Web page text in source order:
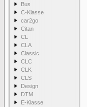
Bus
C-Klasse
car2go
Citan
CL
CLA
Classic
CLC
CLK
CLS
Design
DTM
E-Klasse